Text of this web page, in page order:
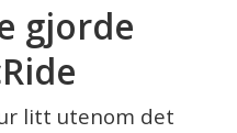
gjorde
litt utenom det